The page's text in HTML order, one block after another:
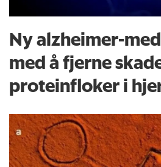
Ny alzheimer-
med å fjerne
proteinfloker i